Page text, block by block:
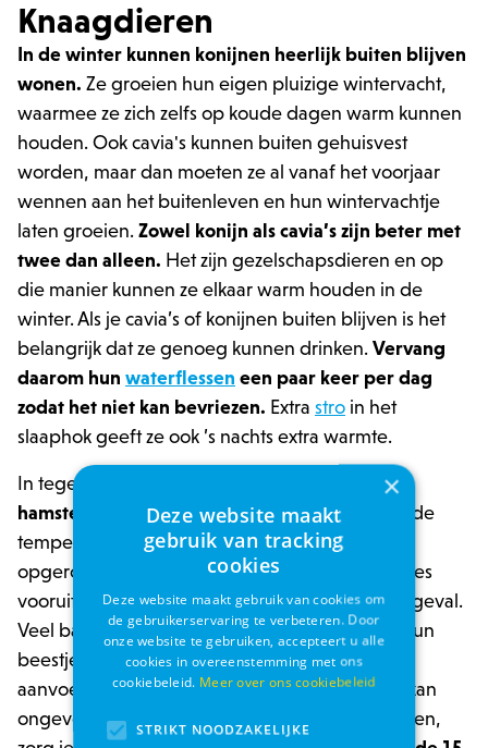
Knaagdieren
In de winter kunnen konijnen heerlijk buiten blijven
wonen. Ze groeien hun eigen pluizige wintervacht,
waarmee ze zich zelfs op koude dagen warm kunnen
houden. Ook cavia's kunnen buiten gehuisvest
worden, maar dan moeten ze al vanaf het voorjaar
wennen aan het buitenleven en hun wintervachtje
laten groeien. Zowel konijn als cavia’s zijn beter met
twee dan alleen. Het zijn gezelschapsdieren en op
die manier kunnen ze elkaar warm houden in de
winter. Als je cavia’s of konijnen buiten blijven is het
belangrijk dat ze genoeg kunnen drinken. Vervang
daarom hun waterflessen een paar keer per dag
zodat het niet kan bevriezen. Extra stro in het
slaaphok geeft ze ook ’s nachts extra warmte.
In tegenstelling tot konijnen en cavia's hou
je
hamsters beter binnen in de winter.Wanneer de
temperatuur onder de 10 °C zakt en je een half
opgerolde hamster op zijn zij met zijn voorpootjes
vooruit ziet liggen in zijn kooi, is dit meestal het geval.
Veel baasjes denken op dat moment vaak dat hun
beestje dood is, maar zolang hij of zij niet stijf
aanvoelt, is dat niet het geval. Een winterslaap kan
ongeveer een week duren. Om dat te voorkomen,
×
Deze website maakt
gebruik van tracking
cookies
Deze website maakt gebruik van cookies om
de gebruikerservaring te verbeteren. Door
onze website te gebruiken, accepteert u alle
cookies in overeenstemming met ons
cookiebeleid. Meer over ons cookiebeleid
STRIKT NOODZAKELIJKE